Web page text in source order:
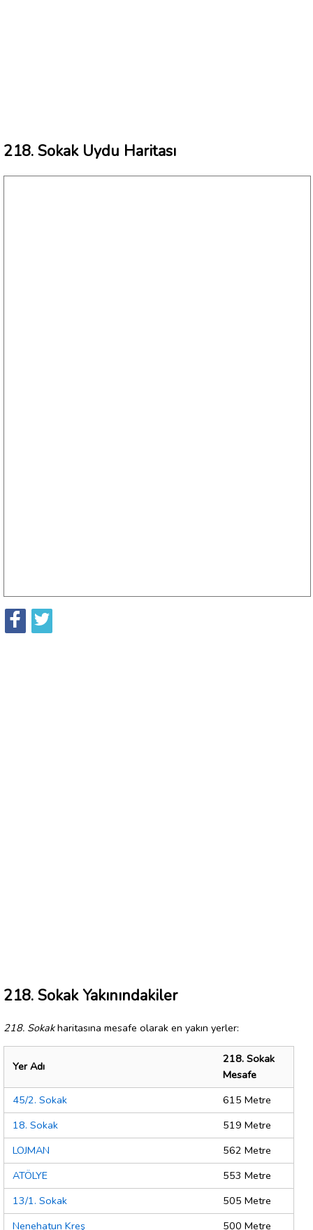
218. Sokak Uydu Haritası
218. Sokak Yakınındakiler
218. Sokakharitasına mesafe olarak en yakın yerler:
Yer Adı
218. Sokak
Mesafe
45/2. Sokak
615 Metre
18. Sokak
519 Metre
LOJMAN
562 Metre
ATÖLYE
553 Metre
13/1. Sokak
505 Metre
Nenehatun Kreş
500 Metre